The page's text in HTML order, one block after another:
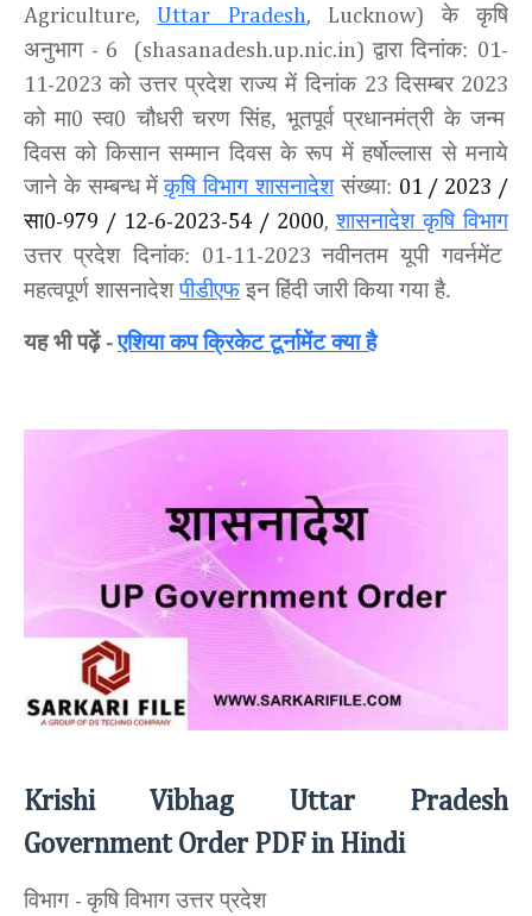
Agriculture, Uttar Pradesh, Lucknow) के कृषि
अनुभाग - 6 (shasanadesh.up.nic.in) द्वारा दिनांक: 01-
11-2023 को उत्तर प्रदेश राज्य में दिनांक 23दिसम्बर2023
को मा0 स्व0 चौधरी चरण सिंह, भूतपूर्व प्रधानमंत्री के जन्म
दिवस को किसान सम्मान दिवस के रूप में हर्षोल्लास से मनाये
जाने के सम्बन्ध में कृषि विभाग शासनादेशसंख्या: 01 / 2023 /
सा0-979 / 12-6-2023-54 / 2000,शासनादेश कृषि विभाग
उत्तर प्रदेश दिनांक:
01-11-2023नवीनतम यूपी गवर्नमेंट
महत्वपूर्ण शासनादेशपीडीएफ इन हिंदी जारी किया गया है.
यह भी पढ़ें -एशिया कप क्रिकेट टूर्नामेंट क्या है
Krishi Vibhag Uttar Pradesh
Government Order PDF in Hindi
विभाग - कृषि विभाग उत्तर प्रदेश